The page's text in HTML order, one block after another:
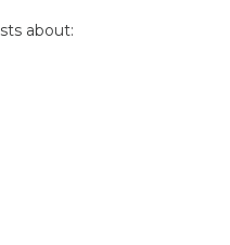
about: